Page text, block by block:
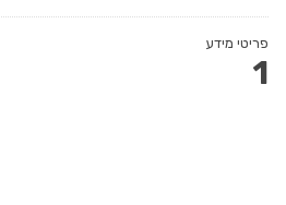
פריטי מידע
1